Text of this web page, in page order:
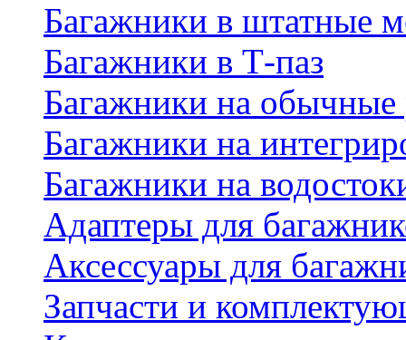
Багажники в штатные
Багажники в Т-паз
Багажники на обычные
Багажники на
Багажники на
Адаптеры для
Аксессуары для
Запчасти и